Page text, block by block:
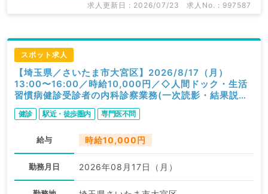
求人更新日 : 2026/07/23 求人No. : 997587
スポット求人
【埼玉県／さいたま市大宮区】2026/8/17（月）
13:00〜16:00／時給10,000円／◇人間ドック・生活
習慣病健診受診者の内科診察業務(一次読影・結果説明
含む)◇／内科
健診 駅近・徒歩圏内 専門医不問
給与 時給10,000円
勤務月日 2026年08月17日（月）